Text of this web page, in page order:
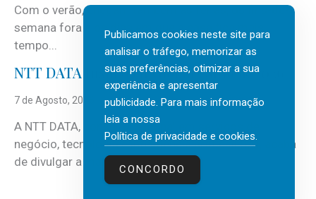
Com o verão, chegam também as férias, os fins-de-
semana fora e os dias em que a casa fica mais
tempo...
NTT DATA Insurtech Global Outlook 2026
7 de Agosto, 2026
A NTT DATA, consultora global em serviços de
negócio, tecnologia e inteligência artificial (IA), acaba
de divulgar a mais recente...
Publicamos cookies neste site para
analisar o tráfego, memorizar as
suas preferências, otimizar a sua
experiência e apresentar
publicidade. Para mais informação
leia a nossa
Política de privacidade e cookies.
CONCORDO